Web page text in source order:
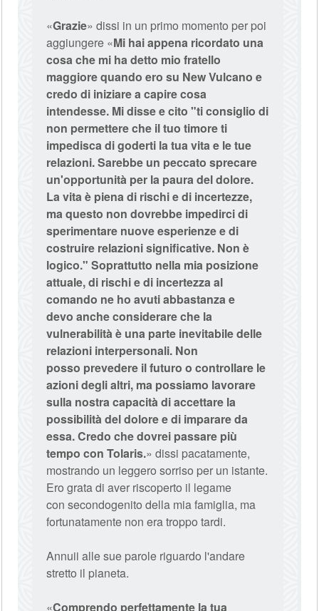
«Grazie» dissi in un primo momento per poi
aggiungere «Mi hai appena ricordato una
cosa che mi ha detto mio fratello
maggiore quando ero su New Vulcano e
credo di iniziare a capire cosa
intendesse. Mi disse e cito "ti consiglio di
non permettere che il tuo timore ti
impedisca di goderti la tua vita e le tue
relazioni. Sarebbe un peccato sprecare
un'opportunità per la paura del dolore.
La vita è piena di rischi e di incertezze,
ma questo non dovrebbe impedirci di
sperimentare nuove esperienze e di
costruire relazioni significative. Non è
logico."Soprattutto nella mia posizione
attuale, di rischi e di incertezza al
comando ne ho avuti abbastanza e
devo anche considerare che la
vulnerabilità è una parte inevitabile delle
relazioni interpersonali. Non
posso prevedere il futuro o controllare le
azioni degli altri, ma possiamo lavorare
sulla nostra capacità di accettare la
possibilità del dolore e di imparare da
essa. Credo che dovrei passare più
tempo con Tolaris.» dissi pacatamente,
mostrando un leggero sorriso per un istante.
Ero grata di aver riscoperto il legame
con secondogenito della mia famiglia, ma
fortunatamente non era troppo tardi.
Annuii alle sue parole riguardo l'andare
stretto il pianeta.
«Comprendo perfettamente la tua